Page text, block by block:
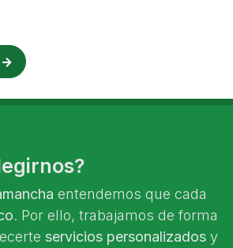
>
entendemos que cada
. Por ello, trabajamos de forma
servicios personalizados y